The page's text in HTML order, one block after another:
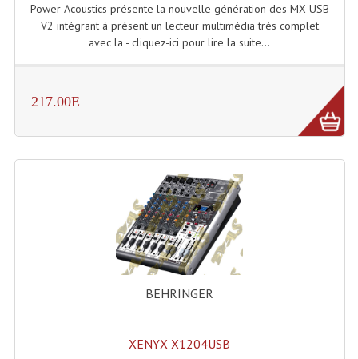
Power Acoustics présente la nouvelle génération des MX USB
V2 intégrant à présent un lecteur multimédia très complet
avec la - cliquez-ici pour lire la suite...
217.00E
BEHRINGER
XENYX X1204USB